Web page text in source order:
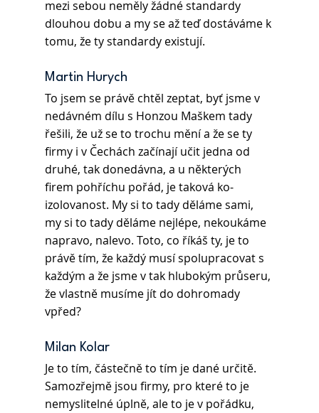
mezi sebou neměly žádné standardy
dlouhou dobu a my se až teď dostáváme k
tomu, že ty standardy existují.
Martin Hurych
To jsem se právě chtěl zeptat, byť jsme v
nedávném dílu s Honzou Maškem tady
řešili, že už se to trochu mění a že se ty
firmy i v Čechách začínají učit jedna od
druhé, tak donedávna, a u některých
firem pohříchu pořád, je taková ko-
izolovanost. My si to tady děláme sami,
my si to tady děláme nejlépe, nekoukáme
napravo, nalevo. Toto, co říkáš ty, je to
právě tím, že každý musí spolupracovat s
každým a že jsme v tak hlubokým průseru,
že vlastně musíme jít do dohromady
vpřed?
Milan Kolar
Je to tím, částečně to tím je dané určitě.
Samozřejmě jsou firmy, pro které to je
nemyslitelné úplně, ale to je v pořádku,